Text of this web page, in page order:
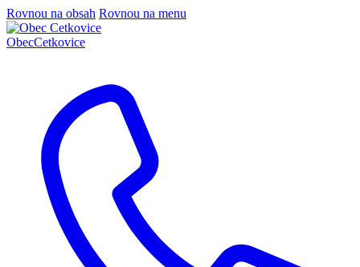
Rovnou na obsah Rovnou na menu
ObecCetkovice